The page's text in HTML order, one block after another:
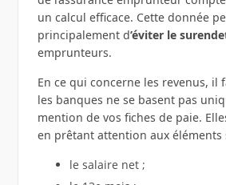
un calcul efficace. Cette donnée
principalement d’éviter le
emprunteurs.
En ce qui concerne les revenus, il
les banques ne se basent pas
mention de vos fiches de paie.
en prêtant attention aux éléments
le salaire net ;